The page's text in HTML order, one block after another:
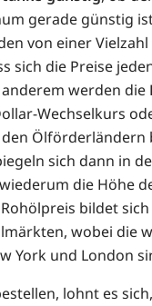
gerade günstig
von einer
sich die Preise
werden die
Wechselkurs
Ölförderländern
sich dann in
die Höhe
bildet
wobei die
York und London
lohnt es